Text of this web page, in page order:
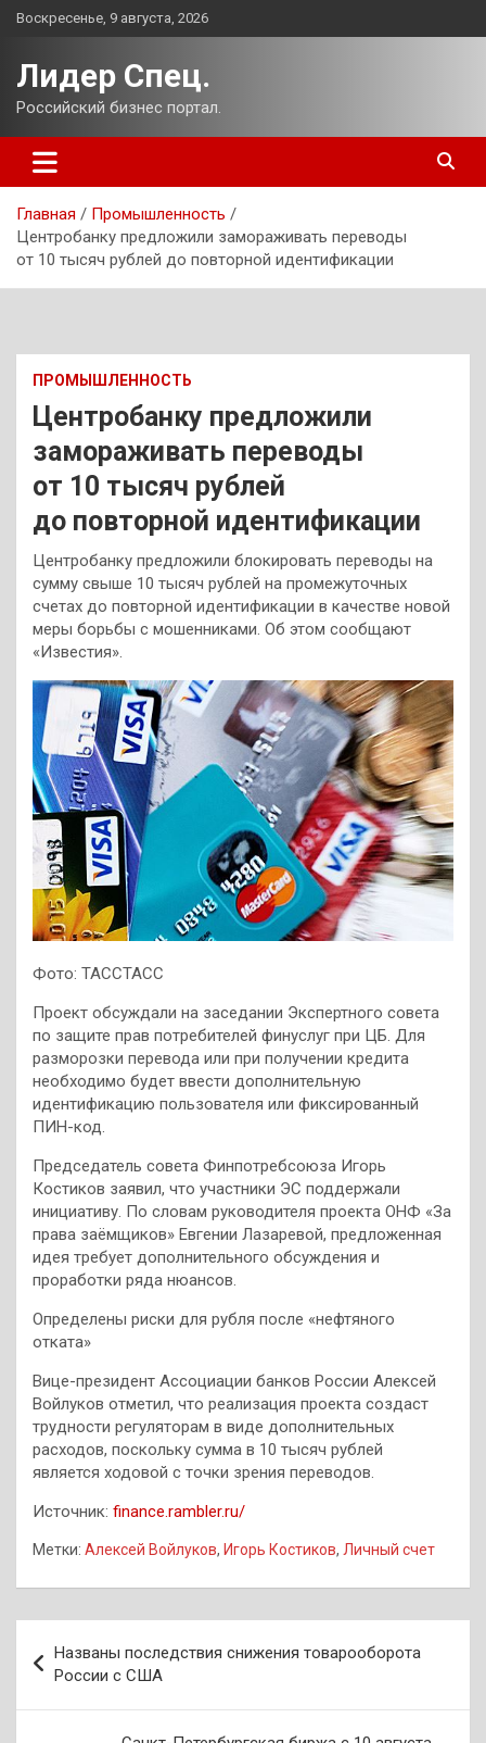
Перейти
Воскресенье, 9 августа, 2026
Лидер Спец.
Российский бизнес портал.
Главная
Промышленность
Центробанку предложили замораживать переводы
от 10 тысяч рублей до повторной идентификации
ПРОМЫШЛЕННОСТЬ
Центробанку предложили
замораживать переводы
от 10 тысяч рублей
до повторной идентификации
Центробанку предложили блокировать переводы на
сумму свыше 10 тысяч рублей на промежуточных
счетах до повторной идентификации в качестве новой
меры борьбы с мошенниками. Об этом сообщают
«Известия».
Фото: ТАССТАСС
Проект обсуждали на заседании Экспертного совета
по защите прав потребителей финуслуг при ЦБ. Для
разморозки перевода или при получении кредита
необходимо будет ввести дополнительную
идентификацию пользователя или фиксированный
ПИН-код.
Председатель совета Финпотребсоюза Игорь
Костиков заявил, что участники ЭС поддержали
инициативу. По словам руководителя проекта ОНФ «За
права заёмщиков» Евгении Лазаревой, предложенная
идея требует дополнительного обсуждения и
проработки ряда нюансов.
Определены риски для рубля после «нефтяного
отката»
Вице-президент Ассоциации банков России Алексей
Войлуков отметил, что реализация проекта создаст
трудности регуляторам в виде дополнительных
расходов, поскольку сумма в 10 тысяч рублей
является ходовой с точки зрения переводов.
Источник: finance.rambler.ru/
Метки: Алексей Войлуков, Игорь Костиков, Личный счет
по
записям
Названы последствия снижения товарооборота
России с США